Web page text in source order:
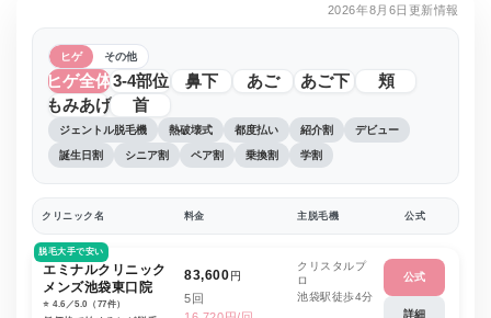
2026年8月6日更新情報
ヒゲ その他
ヒゲ全体3-4部位 鼻下 あご あご下
頬
もみあげ
首
ジェントル脱毛機 熱破壊式 都度払い 紹介割 デビュー
誕生日割 シニア割 ペア割 乗換割 学割
クリニック名 料金 主脱毛機 公式
脱毛大手で安い
エミナルクリニック
メンズ池袋東口院
⭐️ 4.6／5.0（77件）
83,600円
5回
クリスタルプ
ロ
池袋駅徒歩4分
公式
詳細